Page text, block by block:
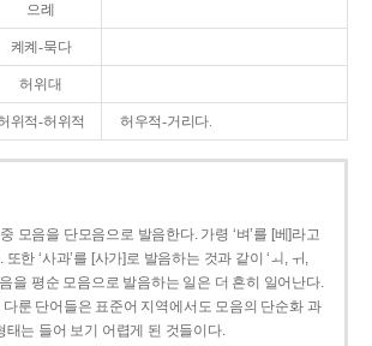
으례
켸켸-묵다
허위대
위적-허위적 허우적-거리다.
모음을 단모음으로 발음한다. 가령 ‘벼’를 [베]라고
한 ‘사과’를 [사가]로 발음하는 것과 같이 ‘ㅚ, ㅟ,
을 평순 모음으로 발음하는 일은 더 흔히 일어난다.
룬 단어들은 표준어 지역에서도 모음의 단순화 과
태는 들어 보기 어렵게 된 것들이다.